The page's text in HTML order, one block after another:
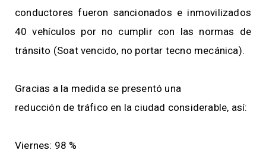
conductores fueron sancionados e inmovilizados
40 vehículos por no cumplir con las normas de
tránsito (Soat vencido, no portar tecno mecánica).
Gracias a la medida se presentó una
reducción de tráfico en la ciudad considerable, así:
Viernes: 98 %